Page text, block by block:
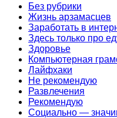
Без рубрики
Жизнь арзамасцев
Заработать в
Здесь только про
Здоровье
Компьютерная
Лайфxаки
Не рекомендую
Развлечения
Рекомендую
Социально —